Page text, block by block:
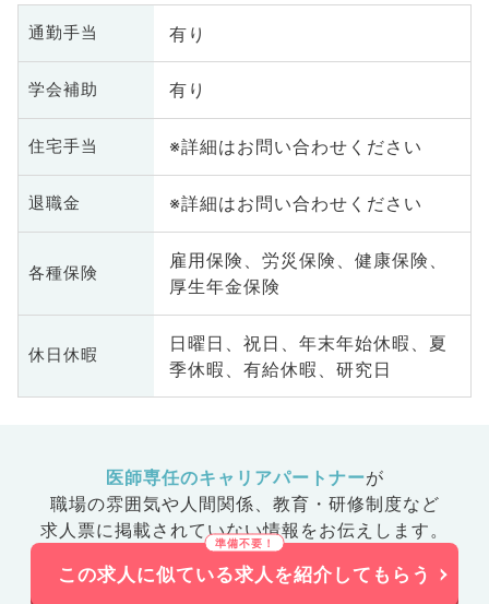
通勤手当 有り
学会補助 有り
住宅手当 ※詳細はお問い合わせください
退職金 ※詳細はお問い合わせください
各種保険
雇用保険、労災保険、健康保険、
厚生年金保険
休日休暇
日曜日、祝日、年末年始休暇、夏
季休暇、有給休暇、研究日
医師専任のキャリアパートナーが
職場の雰囲気や人間関係、 教育・研修制度など
求人票に掲載されていない情報をお伝えします。
この求人に似ている求人を紹介してもらう